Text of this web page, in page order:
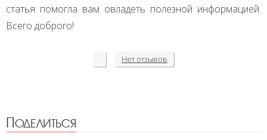
статья помогла вам овладеть полезной информацией.
Всего доброго!
Нет отзывов
Поделиться